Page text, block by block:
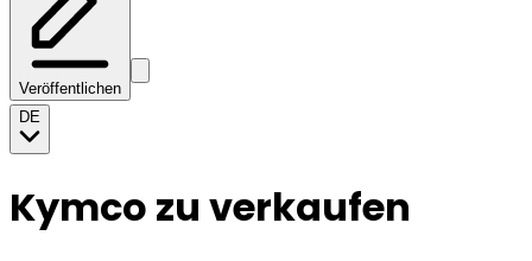
Veröffentlichen
DE
Kymco zu verkaufen